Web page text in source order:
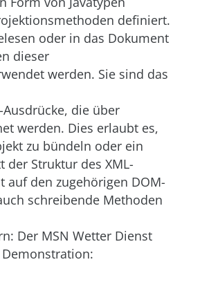
definiert.
oder in das Dokument
dieser
werden. Sie sind das
die über
werden. Dies erlaubt es,
zu bündeln oder ein
der Struktur des XML-
auf den zugehörigen DOM-
schreibende Methoden
Der MSN Wetter Dienst